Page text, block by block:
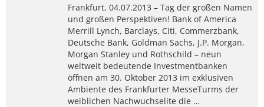
Frankfurt, 04.07.2013 – Tag der großen Namen
und großen Perspektiven! Bank of America
Merrill Lynch, Barclays, Citi, Commerzbank,
Deutsche Bank, Goldman Sachs, J.P. Morgan,
Morgan Stanley und Rothschild – neun
weltweit bedeutende Investmentbanken
öffnen am 30. Oktober 2013 im exklusiven
Ambiente des Frankfurter MesseTurms der
weiblichen Nachwuchselite die …